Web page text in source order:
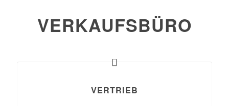
VERKAUFSBÜRO
VERTRIEB